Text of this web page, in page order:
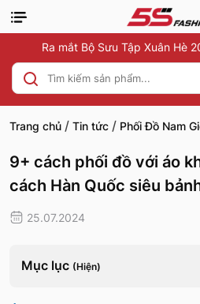
Ra mắt Bộ Sưu Tập Xuân Hè
Trang chủ / Tin tức / Phối Đồ Nam
9+ cách phối đồ với áo
cách Hàn Quốc siêu
25.07.2024
Mục lục (Hiện)